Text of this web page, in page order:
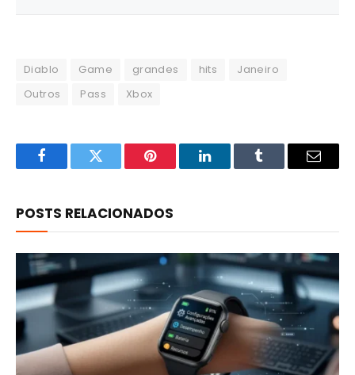
Diablo Game grandes hits
Janeiro
Outros
Pass Xbox
FacebookTwitter Pinterest LinkedInTumblr Email
POSTS RELACIONADOS